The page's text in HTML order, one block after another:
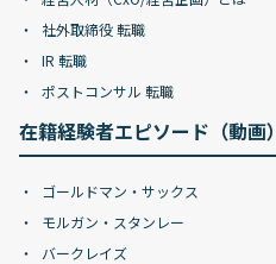
社外取締役 転職
IR 転職
ポストコンサル 転職
在籍経験者エピソード（動画）
ゴールドマン・サックス
モルガン・スタンレー
バークレイズ